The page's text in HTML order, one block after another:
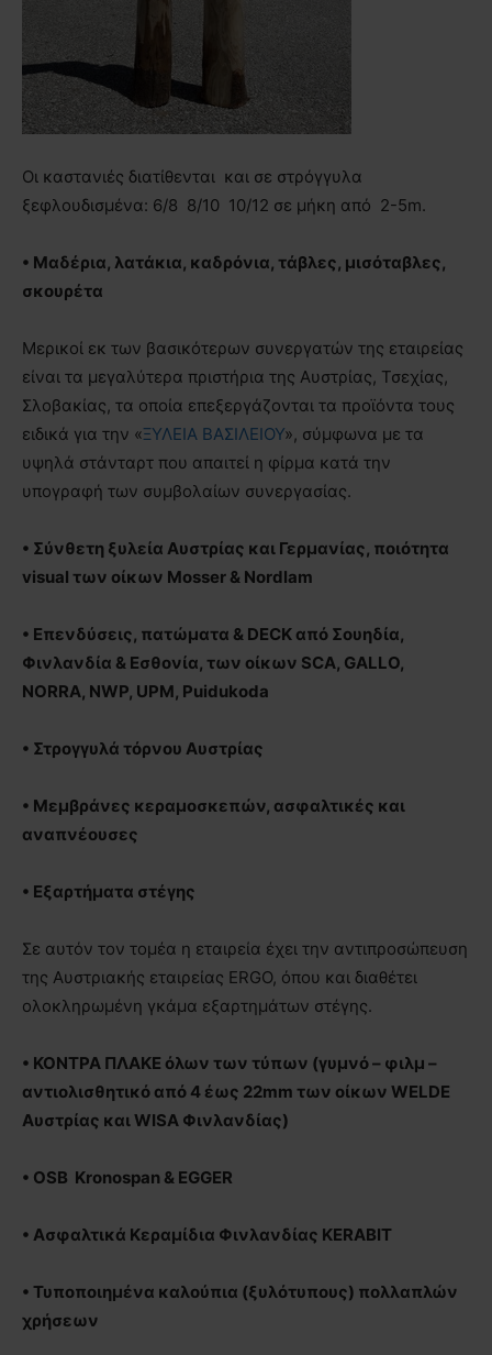
Οι καστανιές διατίθενται και σε στρόγγυλα
ξεφλουδισμένα: 6/8 8/10 10/12 σε μήκη από 2-5m.
• Μαδέρια, λατάκια, καδρόνια, τάβλες, μισόταβλες,
σκουρέτα
Μερικοί εκ των βασικότερων συνεργατών της εταιρείας
είναι τα μεγαλύτερα πριστήρια της Αυστρίας, Τσεχίας,
Σλοβακίας, τα οποία επεξεργάζονται τα προϊόντα τους
ειδικά για την «ΞΥΛΕΙΑ ΒΑΣΙΛΕΙΟΥ», σύμφωνα με τα
υψηλά στάνταρτ που απαιτεί η φίρμα κατά την
υπογραφή των συμβολαίων συνεργασίας.
• Σύνθετη ξυλεία Αυστρίας και Γερμανίας, ποιότητα
visual των οίκων Μosser & Nordlam
• Επενδύσεις, πατώματα & DECΚ από Σουηδία,
Φινλανδία & Εσθονία, των οίκων SCA, GALLO,
NORRA, NWP, UPM, Puidukoda
• Στρογγυλά τόρνου Αυστρίας
• Μεμβράνες κεραμοσκεπών, ασφαλτικές και
αναπνέουσες
• Εξαρτήματα στέγης
Σε αυτόν τον τομέα η εταιρεία έχει την αντιπροσώπευση
της Αυστριακής εταιρείας ERGO, όπου και διαθέτει
ολοκληρωμένη γκάμα εξαρτημάτων στέγης.
• ΚΟΝΤΡΑ ΠΛΑΚΕ όλων των τύπων (γυμνό – φιλμ –
αντιολισθητικό από 4 έως 22mm των οίκων WELDE
Αυστρίας και WISA Φινλανδίας)
• OSB Kronospan & EGGER
• Ασφαλτικά Κεραμίδια Φινλανδίας KERABIT
• Τυποποιημένα καλούπια (ξυλότυπους) πολλαπλών
χρήσεων